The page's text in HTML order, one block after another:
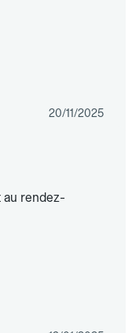
20/11/2025
au rendez-